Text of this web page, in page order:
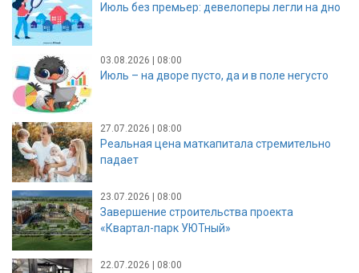
Июль без премьер: девелоперы легли на дно
03.08.2026 | 08:00
Июль – на дворе пусто, да и в поле негусто
27.07.2026 | 08:00
Реальная цена маткапитала стремительно
падает
23.07.2026 | 08:00
Завершение строительства проекта
«Квартал-парк УЮТный»
22.07.2026 | 08:00